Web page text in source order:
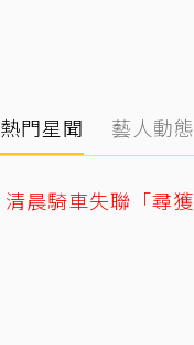
熱門星聞 藝人動態